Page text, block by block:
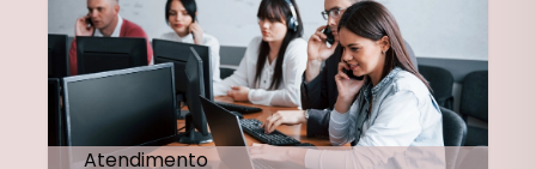
Atendimento